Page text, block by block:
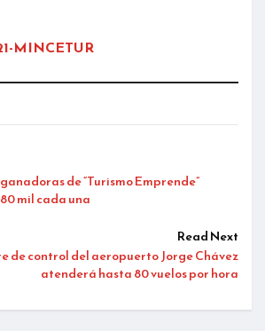
MINCETUR
de “Turismo Emprende”
mil cada una
Read Next
de control del aeropuerto Jorge Chávez
atenderá hasta 80 vuelos por hora